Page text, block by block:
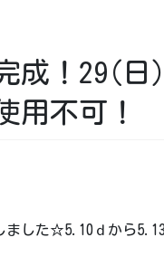
成！29(日
用不可！
ました☆5.10ｄから